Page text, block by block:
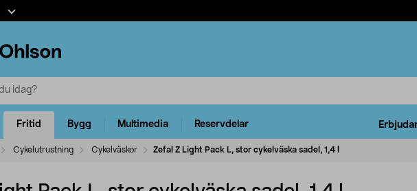
Fritid Bygg Multimedia Reservdelar
Cykelutrustning Cykelväskor Zefal Z Light Pack L, stor cykelväska sadel, 1,4 l